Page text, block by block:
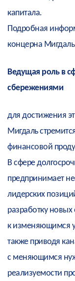
капитала.
Подробная
концерна
Ведущая роль в
сбережениями
для достижения
Мигдаль
финансовой
В сфере
предпринимает
лидерских
разработку
к изменяющимся
также приводя
с меняющимся
реализуемости